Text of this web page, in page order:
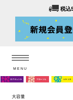
税込
MENU
MENU
大容量